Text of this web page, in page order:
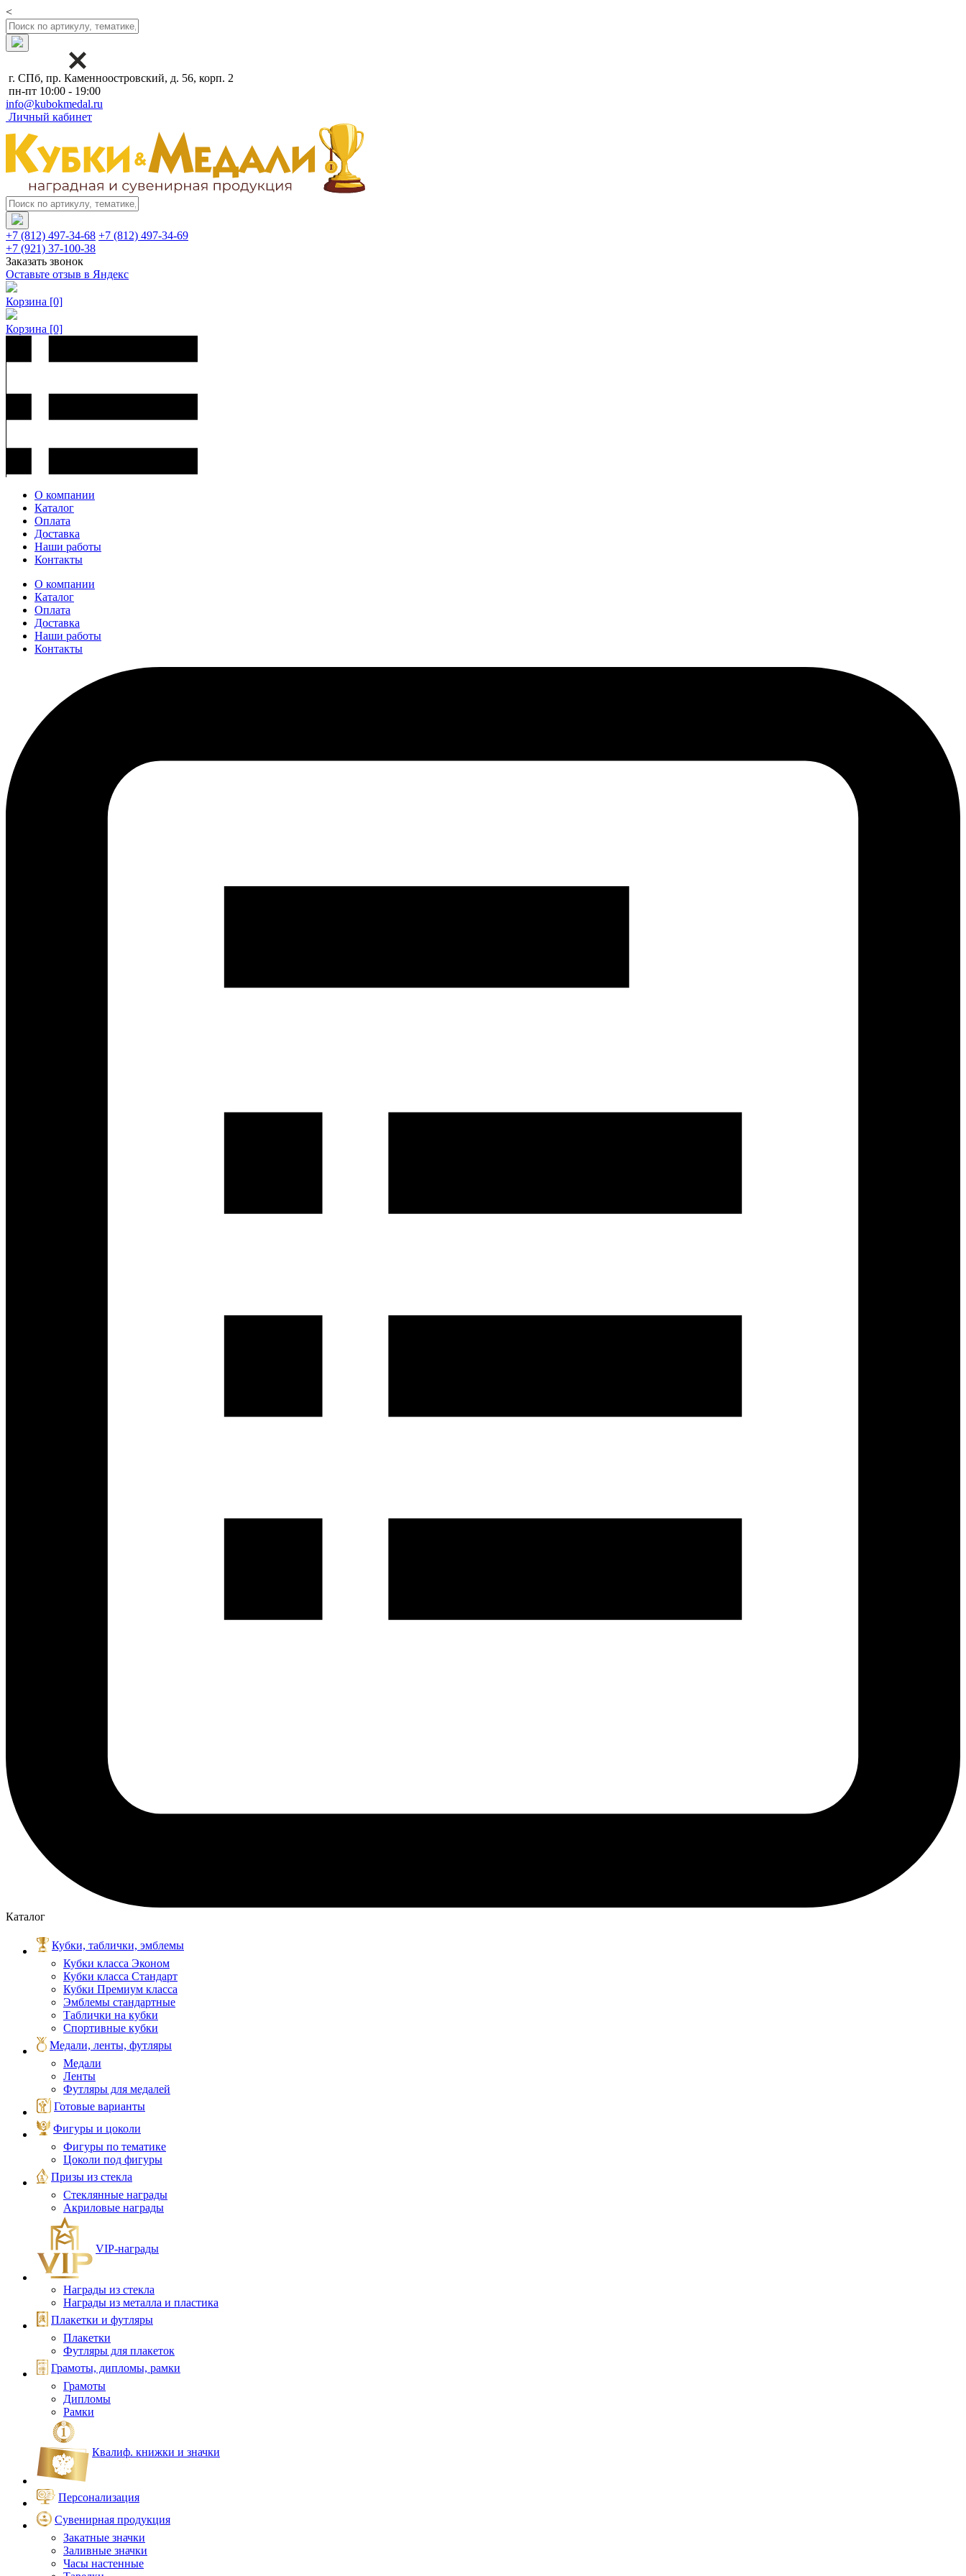
<
г. СПб, пр. Каменноостровский, д. 56, корп. 2
пн-пт 10:00 - 19:00
info@kubokmedal.ru
Личный кабинет
+7 (812) 497-34-68 +7 (812) 497-34-69
+7 (921) 37-100-38
Заказать звонок
Оставьте отзыв в Яндекс
Корзина [0]
Корзина [0]
О компании
Каталог
Оплата
Доставка
Наши работы
Контакты
О компании
Каталог
Оплата
Доставка
Наши работы
Контакты
Каталог
Кубки, таблички, эмблемы
Кубки класса Эконом
Кубки класса Стандарт
Кубки Премиум класса
Эмблемы стандартные
Таблички на кубки
Спортивные кубки
Медали, ленты, футляры
Медали
Ленты
Футляры для медалей
Готовые варианты
Фигуры и цоколи
Фигуры по тематике
Цоколи под фигуры
Призы из стекла
Стеклянные награды
Акриловые награды
VIP‑награды
Награды из стекла
Награды из металла и пластика
Плакетки и футляры
Плакетки
Футляры для плакеток
Грамоты, дипломы, рамки
Грамоты
Дипломы
Рамки
Квалиф. книжки и значки
Персонализация
Сувенирная продукция
Закатные значки
Заливные значки
Часы настенные